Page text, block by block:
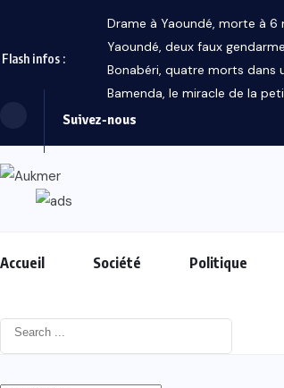
Flash infos :
Drame à Yaoundé, morte à 6
Yaoundé, deux faux
Bonabéri, quatre morts dans
Bamenda, le miracle de la
Suivez-nous
Accueil Société Politique